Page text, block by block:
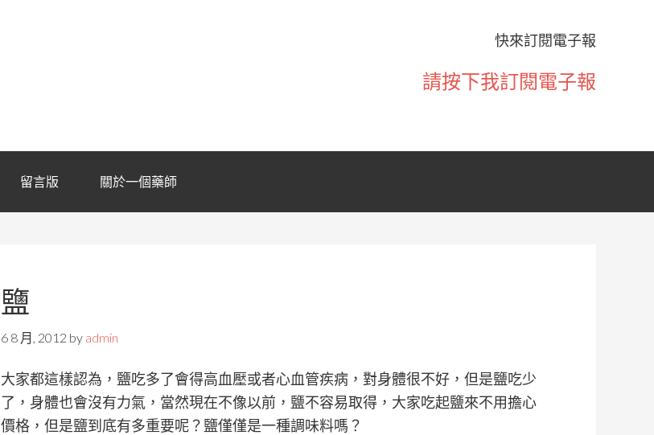
快來訂閱電子報
請按下我訂閱電子報
留言版 關於一個藥師
鹽
6 8 月, 2012 by admin
大家都這樣認為，鹽吃多了會得高血壓或者心血管疾病，對身體很不好，但是鹽吃少
了，身體也會沒有力氣，當然現在不像以前，鹽不容易取得，大家吃起鹽來不用擔心
價格，但是鹽到底有多重要呢？鹽僅僅是一種調味料嗎？